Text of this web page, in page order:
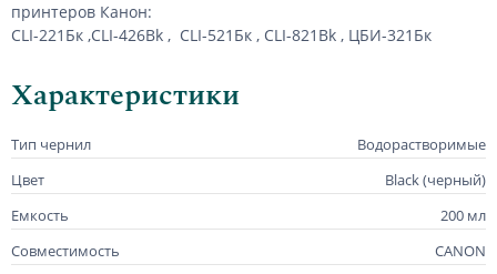
принтеров Канон:
CLI-221Бк ,CLI-426Bk , CLI-521Бк , CLI-821Bk , ЦБИ-321Бк
Характеристики
Тип чернил
Водорастворимые
Цвет
Black (черный)
Емкость
200 мл
Совместимость
CANON